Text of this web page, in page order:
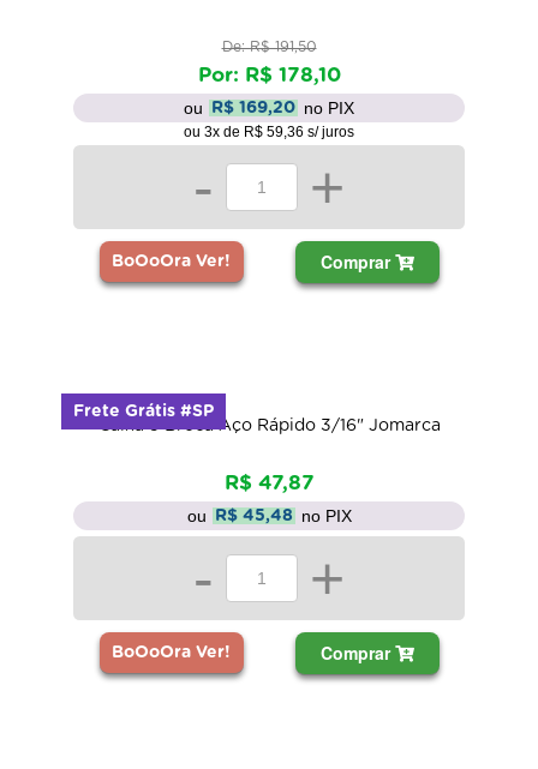
De: R$ 191,50
Por: R$ 178,10
ou R$ 169,20 no PIX
ou 3x de R$ 59,36 s/ juros
- +
BoOoOra Ver! Comprar
Caixa 5 Broca Aço Rápido 3/16" Jomarca
R$ 47,87
ou R$ 45,48 no PIX
- +
BoOoOra Ver! Comprar
Frete Grátis #SP